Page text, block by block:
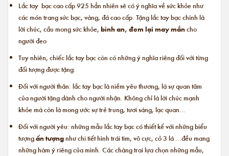
Lắc tay bạc cao cấp 925 hẳn nhiên sẽ có ý nghĩa về sức khỏe như
các món trang sức bạc, vàng, đá cao cấp. Tặng lắc tay bạc chính là
lời chúc, cầu mong sức khỏe, bình an, đem lại may mắncho
người đeo
Tuy nhiên, chiếc lắc tay bạc còn có những ý nghĩa riêng đối với từng
đối tượng được tặng:
Đối với người thân: lắc tay bạc là niềm yêu thương, là sự quan tâm
của người tặng dành cho người nhận. Không chỉ là lời chúc mạnh
khỏe mà còn là mong ước sự trẻ trung, tươi sáng, lạc quan…
Đối với người yêu: những mẫu lắc tay bạc có thiết kế với những biểu
tượngấn tượngnhư chi tiết hình trái tim, vô cực, cỏ 3 lá ...đều mang
những hàm ý riêng của mình. Các chàng trai lựa chọn những mẫu,